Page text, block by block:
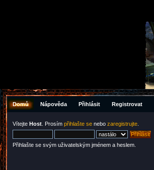
Domů Nápověda Přihlásit Registrovat
Vítejte Host . Prosím přihlašte se nebo zaregistrujte
Přihlašte se svým uživatelským jménem a heslem.